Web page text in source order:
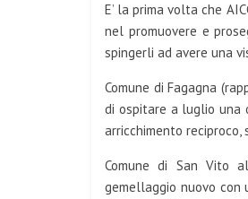
E’ la prima volta che
nel promuovere e
spingerli ad avere una
Comune di Fagagna
di ospitare a luglio una
arricchimento reciproco,
Comune di San Vito
gemellaggio nuovo